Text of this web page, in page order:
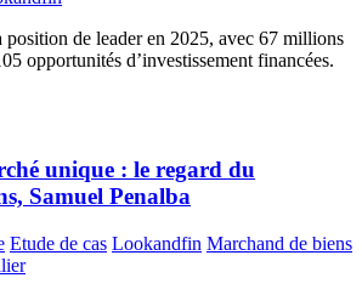
de leader en 2025, avec 67 millions
opportunités d’investissement financées.
unique : le regard du
Samuel Penalba
Etude de cas Lookandfin Marchand de biens